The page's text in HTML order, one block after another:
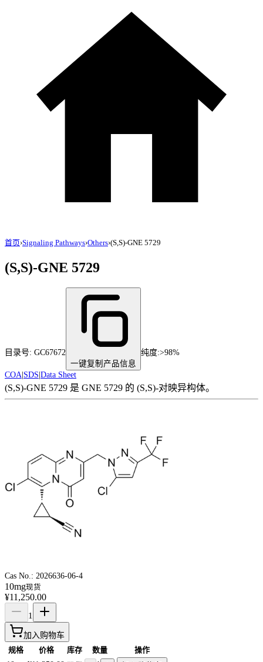
首页›Signaling Pathways›Others›(S,S)-GNE 5729
(S,S)-GNE 5729
目录号: GC67672
一键复制产品信息
纯度:>98%
COA SDS Data Sheet
(S,S)-GNE 5729 是 GNE 5729 的 (S,S)-对映异构体。
Cas No.: 2026636-06-4
10mg现货
¥11,250.00
1
加入购物车
规格 价格 库存 数量
操作